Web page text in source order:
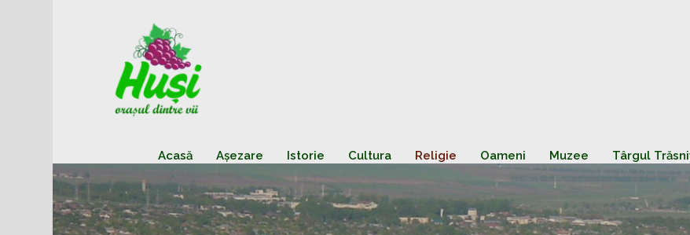
Acasă Așezare Istorie Cultura Religie Oameni Muzee Târgul